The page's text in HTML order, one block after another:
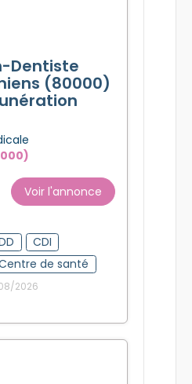
Dentiste
(80000)
Voir l'annonce
CDI
de santé
2026